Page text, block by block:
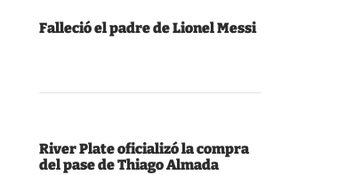
Falleció el padre de Lionel Messi
River Plate oficializó la compra
del pase de Thiago Almada